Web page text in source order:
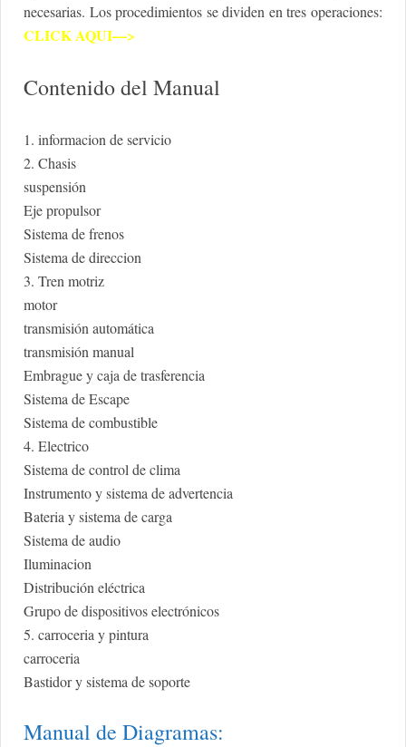
necesarias. Los procedimientos se dividen en tres operaciones:
CLICK AQUI—>
Contenido del Manual
1. informacion de servicio
2. Chasis
suspensión
Eje propulsor
Sistema de frenos
Sistema de direccion
3. Tren motriz
motor
transmisión automática
transmisión manual
Embrague y caja de trasferencia
Sistema de Escape
Sistema de combustible
4. Electrico
Sistema de control de clima
Instrumento y sistema de advertencia
Bateria y sistema de carga
Sistema de audio
Iluminacion
Distribución eléctrica
Grupo de dispositivos electrónicos
5. carroceria y pintura
carroceria
Bastidor y sistema de soporte
Manual de Diagramas: